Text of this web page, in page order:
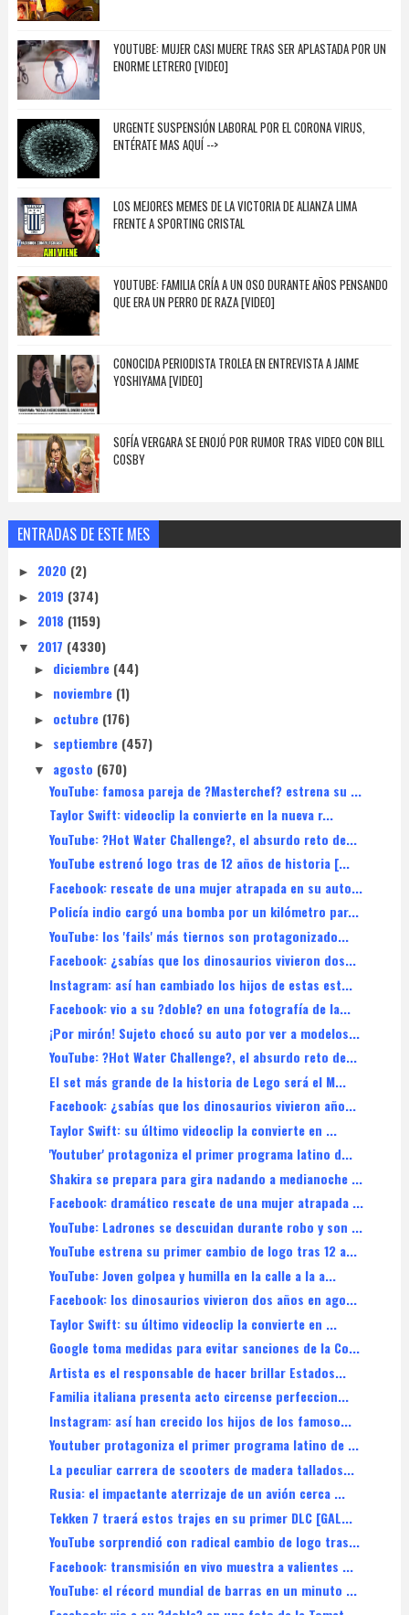
YOUTUBE: MUJER CASI MUERE TRAS SER APLASTADA POR UN
ENORME LETRERO [VIDEO]
URGENTE SUSPENSIÓN LABORAL POR EL CORONA VIRUS,
ENTÉRATE MAS AQUÍ -->
LOS MEJORES MEMES DE LA VICTORIA DE ALIANZA LIMA
FRENTE A SPORTING CRISTAL
YOUTUBE: FAMILIA CRÍA A UN OSO DURANTE AÑOS PENSANDO
QUE ERA UN PERRO DE RAZA [VIDEO]
CONOCIDA PERIODISTA TROLEA EN ENTREVISTA A JAIME
YOSHIYAMA [VIDEO]
SOFÍA VERGARA SE ENOJÓ POR RUMOR TRAS VIDEO CON BILL
COSBY
ENTRADAS DE ESTE MES
► 2020 (2)
► 2019 (374)
► 2018 (1159)
▼ 2017 (4330)
► diciembre (44)
► noviembre (1)
► octubre (176)
► septiembre (457)
▼ agosto (670)
YouTube: famosa pareja de ?Masterchef? estrena su ...
Taylor Swift: videoclip la convierte en la nueva r...
YouTube: ?Hot Water Challenge?, el absurdo reto de...
YouTube estrenó logo tras de 12 años de historia [...
Facebook: rescate de una mujer atrapada en su auto...
Policía indio cargó una bomba por un kilómetro par...
YouTube: los 'fails' más tiernos son protagonizado...
Facebook: ¿sabías que los dinosaurios vivieron dos...
Instagram: así han cambiado los hijos de estas est...
Facebook: vio a su ?doble? en una fotografía de la...
¡Por mirón! Sujeto chocó su auto por ver a modelos...
YouTube: ?Hot Water Challenge?, el absurdo reto de...
El set más grande de la historia de Lego será el M...
Facebook: ¿sabías que los dinosaurios vivieron año...
Taylor Swift: su último videoclip la convierte en ...
'Youtuber' protagoniza el primer programa latino d...
Shakira se prepara para gira nadando a medianoche ...
Facebook: dramático rescate de una mujer atrapada ...
YouTube: Ladrones se descuidan durante robo y son ...
YouTube estrena su primer cambio de logo tras 12 a...
YouTube: Joven golpea y humilla en la calle a la a...
Facebook: los dinosaurios vivieron dos años en ago...
Taylor Swift: su último videoclip la convierte en ...
Google toma medidas para evitar sanciones de la Co...
Artista es el responsable de hacer brillar Estados...
Familia italiana presenta acto circense perfeccion...
Instagram: así han crecido los hijos de los famoso...
Youtuber protagoniza el primer programa latino de ...
La peculiar carrera de scooters de madera tallados...
Rusia: el impactante aterrizaje de un avión cerca ...
Tekken 7 traerá estos trajes en su primer DLC [GAL...
YouTube sorprendió con radical cambio de logo tras...
Facebook: transmisión en vivo muestra a valientes ...
YouTube: el récord mundial de barras en un minuto ...